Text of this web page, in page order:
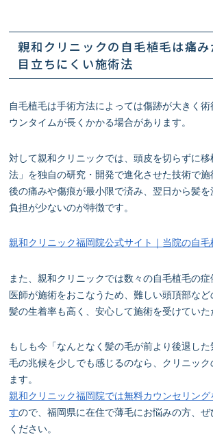
親和クリニックの自毛植毛は痛
目立ちにくい施術法
自毛植毛は手術方法によっては傷跡が大きく
ウンタイムが長くかかる場合があります。
対して親和クリニックでは、頭皮を切らずに移
法」を独自の研究・開発で進化させた技術で
後の痛みや傷痕が最小限で済み、翌日から髪
負担が少ないのが特徴です。
親和クリニック福岡院公式サイト｜当院の自毛
また、親和クリニックでは数々の自毛植毛の
医師が施術をおこなうため、難しい頭頂部な
髪の生着率も高く、安心して施術を受けていた
もしも今「なんとなく髪の毛が前より後退し
毛の兆候を少しでも感じるのなら、クリニッ
ます。
親和クリニック福岡院では無料カウンセリング
すので、福岡県に在住で薄毛にお悩みの方、
ください。